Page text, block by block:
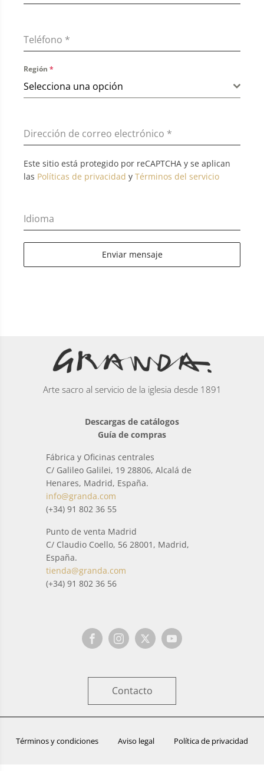
Teléfono *
Región *
Selecciona una opción
Dirección de correo electrónico *
Este sitio está protegido por reCAPTCHA y se aplican
las Políticas de privacidad y Términos del servicio
Idioma
Enviar mensaje
Arte sacro al servicio de la iglesia desde 1891
Descargas de catálogos
Guía de compras
Fábrica y Oficinas centrales
C/ Galileo Galilei, 19 28806, Alcalá de
Henares, Madrid, España.
info@granda.com
(+34) 91 802 36 55
Punto de venta Madrid
C/ Claudio Coello, 56 28001, Madrid,
España.
tienda@granda.com
(+34) 91 802 36 56
Contacto
Términos y condiciones Aviso legal Política de privacidad